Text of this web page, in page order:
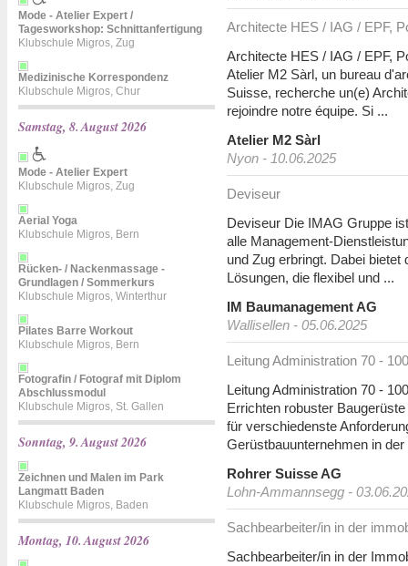
Mode - Atelier Expert /
Tagesworkshop: Schnittanfertigung
Klubschule Migros, Zug
Medizinische Korrespondenz
Klubschule Migros, Chur
Samstag, 8. August 2026
Mode - Atelier Expert
Klubschule Migros, Zug
Aerial Yoga
Klubschule Migros, Bern
Rücken- / Nackenmassage -
Grundlagen / Sommerkurs
Klubschule Migros, Winterthur
Pilates Barre Workout
Klubschule Migros, Bern
Fotografin / Fotograf mit Diplom
Abschlussmodul
Klubschule Migros, St. Gallen
Sonntag, 9. August 2026
Zeichnen und Malen im Park
Langmatt Baden
Klubschule Migros, Baden
Montag, 10. August 2026
Architecte HES / IAG / EPF,
Architecte HES / IAG / EPF,
Atelier M2 Sàrl, un bureau
Suisse, recherche un(e)
rejoindre notre équipe. Si ...
Atelier M2 Sàrl
Nyon - 10.06.2025
Deviseur
Deviseur Die IMAG Gruppe
alle Management-
und Zug erbringt. Dabei
Lösungen, die flexibel und ...
IM Baumanagement AG
Wallisellen - 05.06.2025
Leitung Administration 70 -
Leitung Administration 70 -
Errichten robuster
für verschiedenste
Gerüstbauunternehmen in der
Rohrer Suisse AG
Lohn-Ammannsegg -
Sachbearbeiter/in in der
Sachbearbeiter/in in der